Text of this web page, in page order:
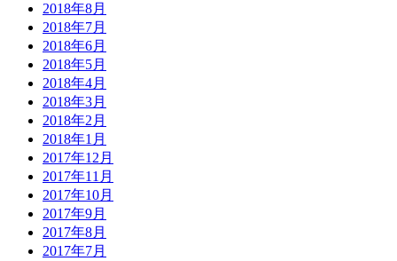
2018年8月
2018年7月
2018年6月
2018年5月
2018年4月
2018年3月
2018年2月
2018年1月
2017年12月
2017年11月
2017年10月
2017年9月
2017年8月
2017年7月